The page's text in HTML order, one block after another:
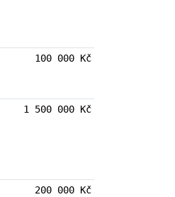
100 000 Kč
1 500 000 Kč
200 000 Kč